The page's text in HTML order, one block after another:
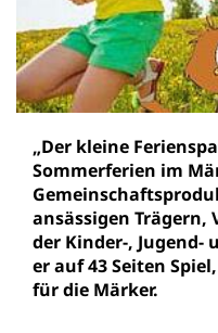
„Der kleine
Sommerferien im
ansässigen
der Kinder-,
er auf 43 Seiten
für die Märker.